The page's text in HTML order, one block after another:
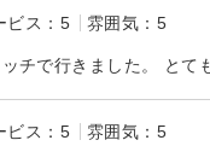
ビス：5 雰囲気：5
ビス：5 雰囲気：5